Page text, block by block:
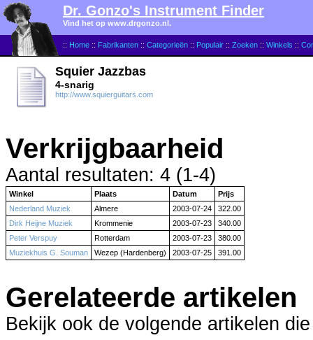
:: Home :: Fabrikanten :: Categorieën :: Populair :: Zoeken :: Winkels ::
Dr. Gonzo's Instrument Finder
Vind het op www.drgonzo.nl.
Squier Jazzbas
4-snarig
http://www.squierguitars.com
Verkrijgbaarheid
Aantal resultaten: 4 (1-4)
Winkel Plaats Datum
Prijs
Nederland Muziek
Almere 2003-07-24
322.00
Dirk Heijne Muziek
Krommenie 2003-07-23
340.00
Peter Verspuy
Rotterdam 2003-07-23
380.00
Muziekhuis G. Souman
Wezep (Hardenberg) 2003-07-25 391.00
Gerelateerde artikelen
Bekijk ook de volgende artikelen